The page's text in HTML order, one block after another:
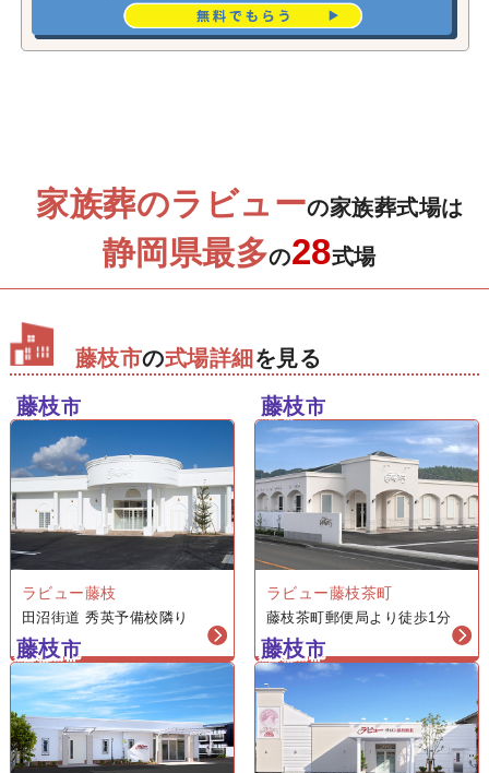
家族葬のラビューの家族葬式場は
静岡県最多の28式場
藤枝市の式場詳細を見る
藤枝市
ラビュー藤枝
田沼街道 秀英予備校隣り
藤枝市
ラビュー藤枝茶町
藤枝茶町郵便局より徒歩1分
藤枝市 藤枝市